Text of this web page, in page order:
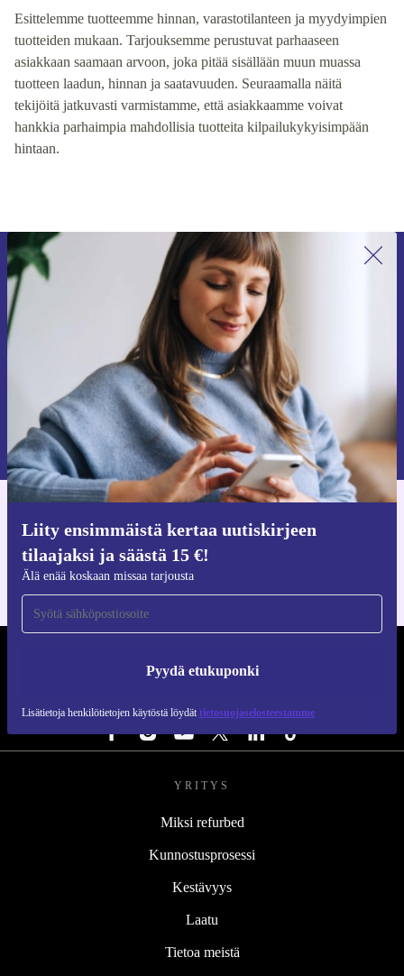
Esittelemme tuotteemme hinnan, varastotilanteen ja myydyimpien
tuotteiden mukaan. Tarjouksemme perustuvat parhaaseen
asiakkaan saamaan arvoon, joka pitää sisällään muun muassa
tuotteen laadun, hinnan ja saatavuuden. Seuraamalla näitä
tekijöitä jatkuvasti varmistamme, että asiakkaamme voivat
hankkia parhaimpia mahdollisia tuotteita kilpailukykyisimpään
hintaan.
Liity ensimmäistä kertaa uutiskirjeen
tilaajaksi ja säästä 15 €!
Älä enää koskaan missaa tarjousta
Pyydä etukuponki
Lisätietoja henkilötietojen käytöstä löydät tietosuojaselosteestamme
Liity ensimmäistä kertaa uutiskirjeen
tilaajaksi ja säästä 15 €!
Älä missaa enää yhtäkään tarjousta.
Pyydä etukuponki
Lisätietoja henkilötietojen käytöstä löydättietosuojaselosteestamme.
iOS:lle ja Androidille
YRITYS
Miksi refurbed
Kunnostusprosessi
Kestävyys
Laatu
Tietoa meistä